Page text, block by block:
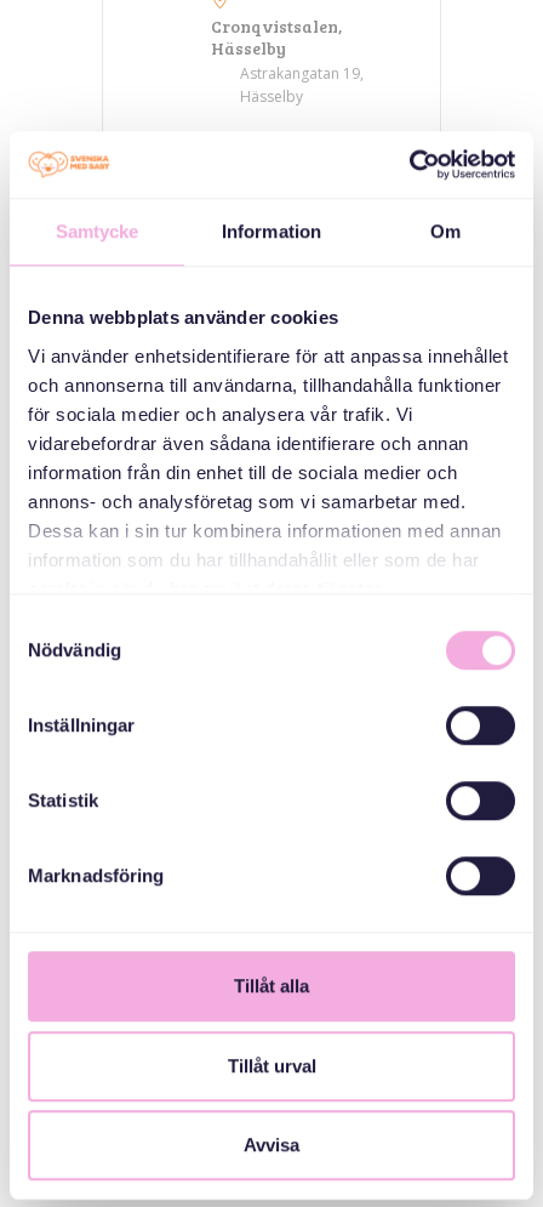
Samtycke Information Om
Denna webbplats använder cookies
Vi använder enhetsidentifierare för att anpassa innehållet
och annonserna till användarna, tillhandahålla funktioner
för sociala medier och analysera vår trafik. Vi
vidarebefordrar även sådana identifierare och annan
information från din enhet till de sociala medier och
annons- och analysföretag som vi samarbetar med.
Dessa kan i sin tur kombinera informationen med annan
information som du har tillhandahållit eller som de har
Nödvändig
Inställningar
Statistik
Marknadsföring
Tillåt alla
Tillåt urval
Avvisa
Cronqvistsalen,
Hässelby
Astrakangatan 19,
Hässelby
Возз'єднання
bokningen@svenskamedbaby.se
Stockholmshem